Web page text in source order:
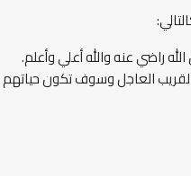
راضي عنه والله أعلي وأعلم.
العاجل وسوف تكون